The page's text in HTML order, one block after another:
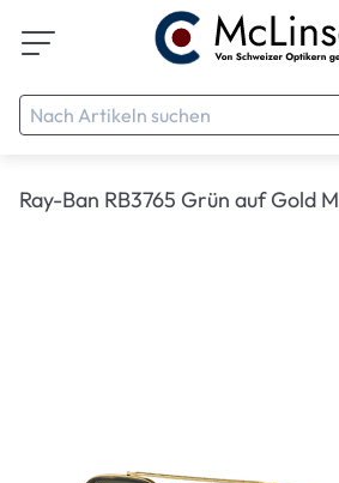
Ray-Ban RB3765 Grün auf Gold M